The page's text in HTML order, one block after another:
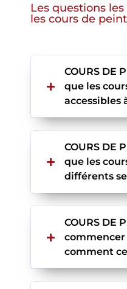
Les questions
les cours de
COURS DE
que les
accessibles
COURS DE
que les
différents
COURS DE
comment